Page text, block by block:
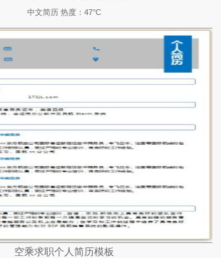
中文简历 热度：47°C
空乘求职个人简历模板